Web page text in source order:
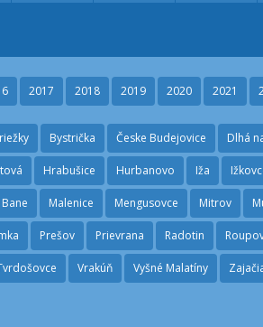
2017 2018 2019 2020 2021
Bystrička Česke Budejovice Dlhá
Hrabušice Hurbanovo Iža
Malenice Mengusovce Mitrov
Prešov Prievrana Radotin
Vrakúň Vyšné Malatíny